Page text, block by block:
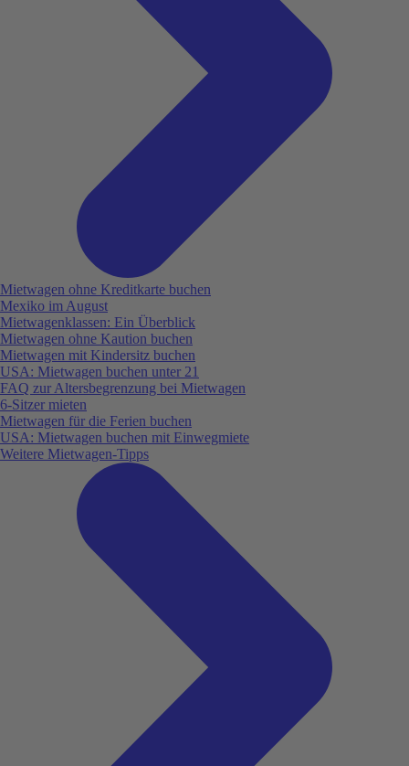
Mietwagen ohne Kreditkarte buchen
Mexiko im August
Mietwagenklassen: Ein Überblick
Mietwagen ohne Kaution buchen
Mietwagen mit Kindersitz buchen
USA: Mietwagen buchen unter 21
FAQ zur Altersbegrenzung bei Mietwagen
6-Sitzer mieten
Mietwagen für die Ferien buchen
USA: Mietwagen buchen mit Einwegmiete
Weitere Mietwagen-Tipps